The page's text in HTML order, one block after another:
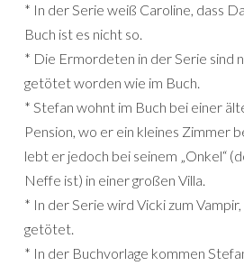
* In der Serie weiß Caroline, dass
Buch ist es nicht so.
* Die Ermordeten in der Serie sind
getötet worden wie im Buch.
* Stefan wohnt im Buch bei einer
Pension, wo er ein kleines Zimmer
lebt er jedoch bei seinem „Onkel“
Neffe ist) in einer großen Villa.
* In der Serie wird Vicki zum
getötet.
* In der Buchvorlage kommen